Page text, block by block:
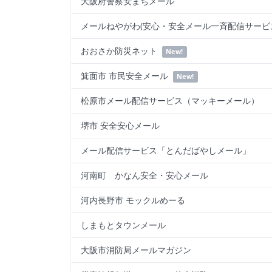
メールねやがわ(安心・安全メール一斉配信サービ
おおさか防災ネット New!
箕面市 市民安全メール New!
松原市メール配信サービス（マッキーメール）
堺市 安全安心メール
メール配信サービス「とんだばやしメール」
河南町 かなん安全・安心メール
河内長野市 モックルめーる
しまもとタウンメール
大阪市消防局メールマガジン